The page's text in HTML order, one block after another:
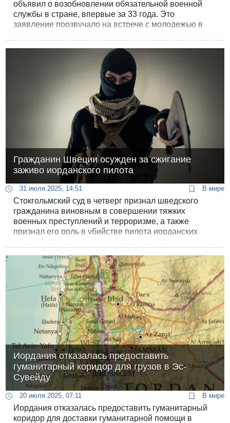
объявил о возобновлении обязательной военной
службы в стране, впервые за 33 года. Это
заявление прозвучало на встрече с молодежью в
Гражданин Швеции осужден за сжигание
заживо иорданского пилота
31 июля 2025, 14:51 В мире
Стокгольмский суд в четверг признал шведского
гражданина виновным в совершении тяжких
военных преступлений и терроризме, а также
признал его роль в убийстве пилота иорданских
Иордания отказалась предоставить
гуманитарный коридор для грузов в Эс-
Сувейду
20 июля 2025, 07:11 В мире
Иордания отказалась предоставить гуманитарный
коридор для доставки гуманитарной помощи в